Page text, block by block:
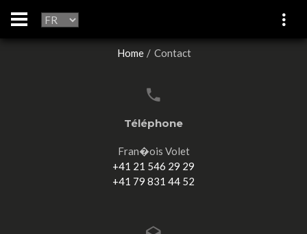
Home Contact
Téléphone
Fran�ois Volet
+41 21 546 29 29
+41 79 831 44 52